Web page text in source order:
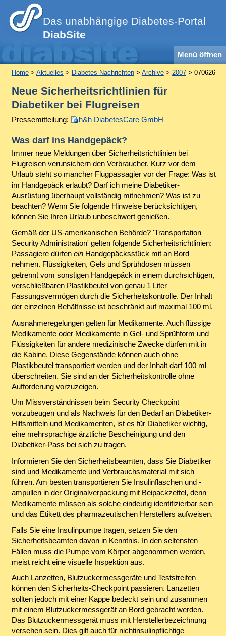
Das unabhängige Diabetes-Portal
DiabSite
Menü öffnen
Home> Aktuelles > Diabetes-Nachrichten> Archive> 2007> 070626
Neue Sicherheitsrichtlinien für
Diabetiker bei Flugreisen
Pressemitteilung: h&h DiabetesCare GmbH
Was darf ins Handgepäck?
Immer neue Meldungen über Sicherheitsrichtlinien bei
Flugreisen verunsichern den Verbraucher. Kurz vor dem
Urlaub steht so mancher Flugpassagier vor der Frage: Was ist
im Handgepäck erlaubt? Darf ich meine Diabetiker-
Ausrüstung überhaupt vollständig mitnehmen? Was ist zu
beachten? Wenn Sie folgende Hinweise berücksichtigen,
können Sie Ihren Urlaub unbeschwert genießen.
Gemäß der US-amerikanischen Behörde? 'Transportation
Security Administration' gelten folgende Sicherheitsrichtlinien:
Passagiere dürfen einHandgepäcksstück mit an Bord
nehmen. Flüssigkeiten, Gels und Sprühdosen müssen
getrennt vom sonstigen Handgepäck in einem durchsichtigen,
verschließbaren Plastikbeutel von genau 1 Liter
Fassungsvermögen durch die Sicherheitskontrolle. Der Inhalt
der einzelnen Behältnisse ist beschränkt auf maximal 100 ml.
Ausnahmeregelungen gelten für Medikamente. Auch flüssige
Medikamente oder Medikamente in Gel- und Sprühform und
Flüssigkeiten für andere medizinische Zwecke dürfen mit in
die Kabine. Diese Gegenstände können auch ohne
Plastikbeutel transportiert werden und der Inhalt darf 100 ml
überschreiten. Sie sind an der Sicherheitskontrolle ohne
Aufforderung vorzuzeigen.
Um Missverständnissen beim Security Checkpoint
vorzubeugen und als Nachweis für den Bedarf an Diabetiker-
Hilfsmitteln und Medikamenten, ist es für Diabetiker wichtig,
eine mehrsprachige ärztliche Bescheinigung und den
Diabetiker-Pass bei sich zu tragen.
Informieren Sie den Sicherheitsbeamten, dass Sie Diabetiker
sind und Medikamente und Verbrauchsmaterial mit sich
führen. Am besten transportieren Sie Insulinflaschen und -
ampullen in der Originalverpackung mit Beipackzettel, denn
Medikamente müssen als solche eindeutig identifizierbar sein
und das Etikett des pharmazeutischen Herstellers aufweisen.
Falls Sie eine Insulinpumpe tragen, setzen Sie den
Sicherheitsbeamten davon in Kenntnis. In den seltensten
Fällen muss die Pumpe vom Körper abgenommen werden,
meist reicht eine visuelle Inspektion aus.
Auch Lanzetten, Blutzuckermessgeräte und Teststreifen
können den Sicherheits-Checkpoint passieren. Lanzetten
sollten jedoch mit einer Kappe bedeckt sein und zusammen
mit einem Blutzuckermessgerät an Bord gebracht werden.
Das Blutzuckermessgerät muss mit Herstellerbezeichnung
versehen sein. Dies gilt auch für nichtinsulinpflichtige